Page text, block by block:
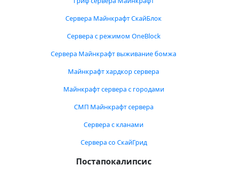
Сервера Майнкрафт СкайБлок
Сервера с режимом OneBlock
Сервера Майнкрафт выживание бомжа
Майнкрафт хардкор сервера
Майнкрафт сервера с городами
СМП Майнкрафт сервера
Сервера с кланами
Сервера со СкайГрид
Постапокалипсис